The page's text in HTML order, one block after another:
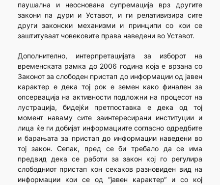
паушална и неоснована супремација врз другите
закони па дури и Уставот, и ги релативизира сите
други законски механизми и принципи со кои се
заштитуваат човековите права наведени во Уставот.
Дополнително, интерпретацијата за изборот на
временската рамка до 2006 година која е врзана со
Законот за слободен пристап до информации од јавен
карактер е дека тој рок е земен како финален за
опсервација на активности подложни на процесот на
лустрација, бидејќи претпоставка е дека од тој
момент наваму сите заинтересирани институции и
лица ќе ги добијат информациите согласно одредбите
и барањата за пристап до информации наведени во
тој закон. Сепак, пред се би требало да се има
предвид дека се работи за закон кој го регулира
слободниот пристап кон секаков разновиден вид на
информации кои се од “јавен карактер“ и со кој